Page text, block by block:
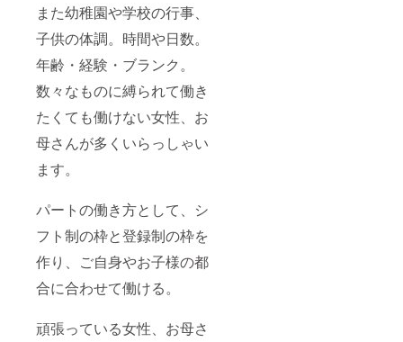
また幼稚園や学校の行事、
子供の体調。時間や日数。
年齢・経験・ブランク。
数々なものに縛られて働き
たくても働けない女性、お
母さんが多くいらっしゃい
ます。
パートの働き方として、シ
フト制の枠と登録制の枠を
作り、ご自身やお子様の都
合に合わせて働ける。
頑張っている女性、お母さ